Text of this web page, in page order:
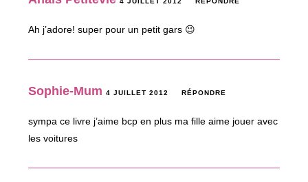
Ah j’adore! super pour un petit gars 😉
Sophie-Mum 4 JUILLET 2012 RÉPONDRE
sympa ce livre j’aime bcp en plus ma fille aime jouer avec
les voitures